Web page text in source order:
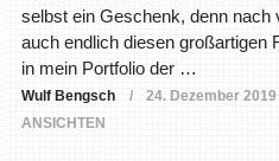
selbst ein Geschenk, denn nach
auch endlich diesen großartigen
in mein Portfolio der …
Wulf Bengsch 24. Dezember 2019
ANSICHTEN